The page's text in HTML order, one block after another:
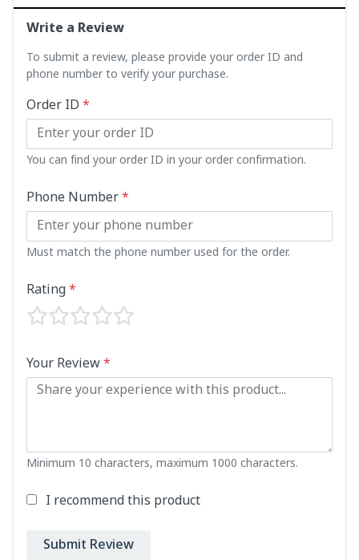
Write a Review
To submit a review, please provide your order ID and
phone number to verify your purchase.
Order ID *
You can find your order ID in your order confirmation.
Phone Number*
Must match the phone number used for the order.
Rating*
Your Review*
Minimum 10 characters, maximum 1000 characters.
I recommend this product
Submit Review